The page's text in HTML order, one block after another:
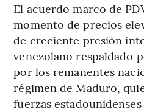
El acuerdo marco de
momento de precios
de creciente presión
venezolano respaldado
por los remanentes
régimen de Maduro,
fuerzas